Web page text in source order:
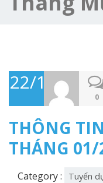
22/12/2023
0
THÔNG
THÁNG 01/
Category : Tuyển